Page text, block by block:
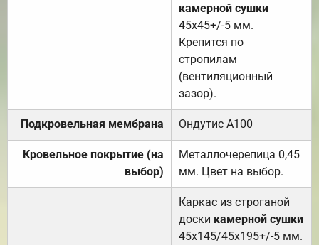
камерной сушки
45х45+/-5 мм.
Крепится по
стропилам
(вентиляционный
зазор).
Подкровельная мембрана Ондутис А100
Кровельное покрытие (на
выбор)
Металлочерепица 0,45
мм. Цвет на выбор.
Каркас из строганой
доски камерной сушки
45х145/45х195+/-5 мм.